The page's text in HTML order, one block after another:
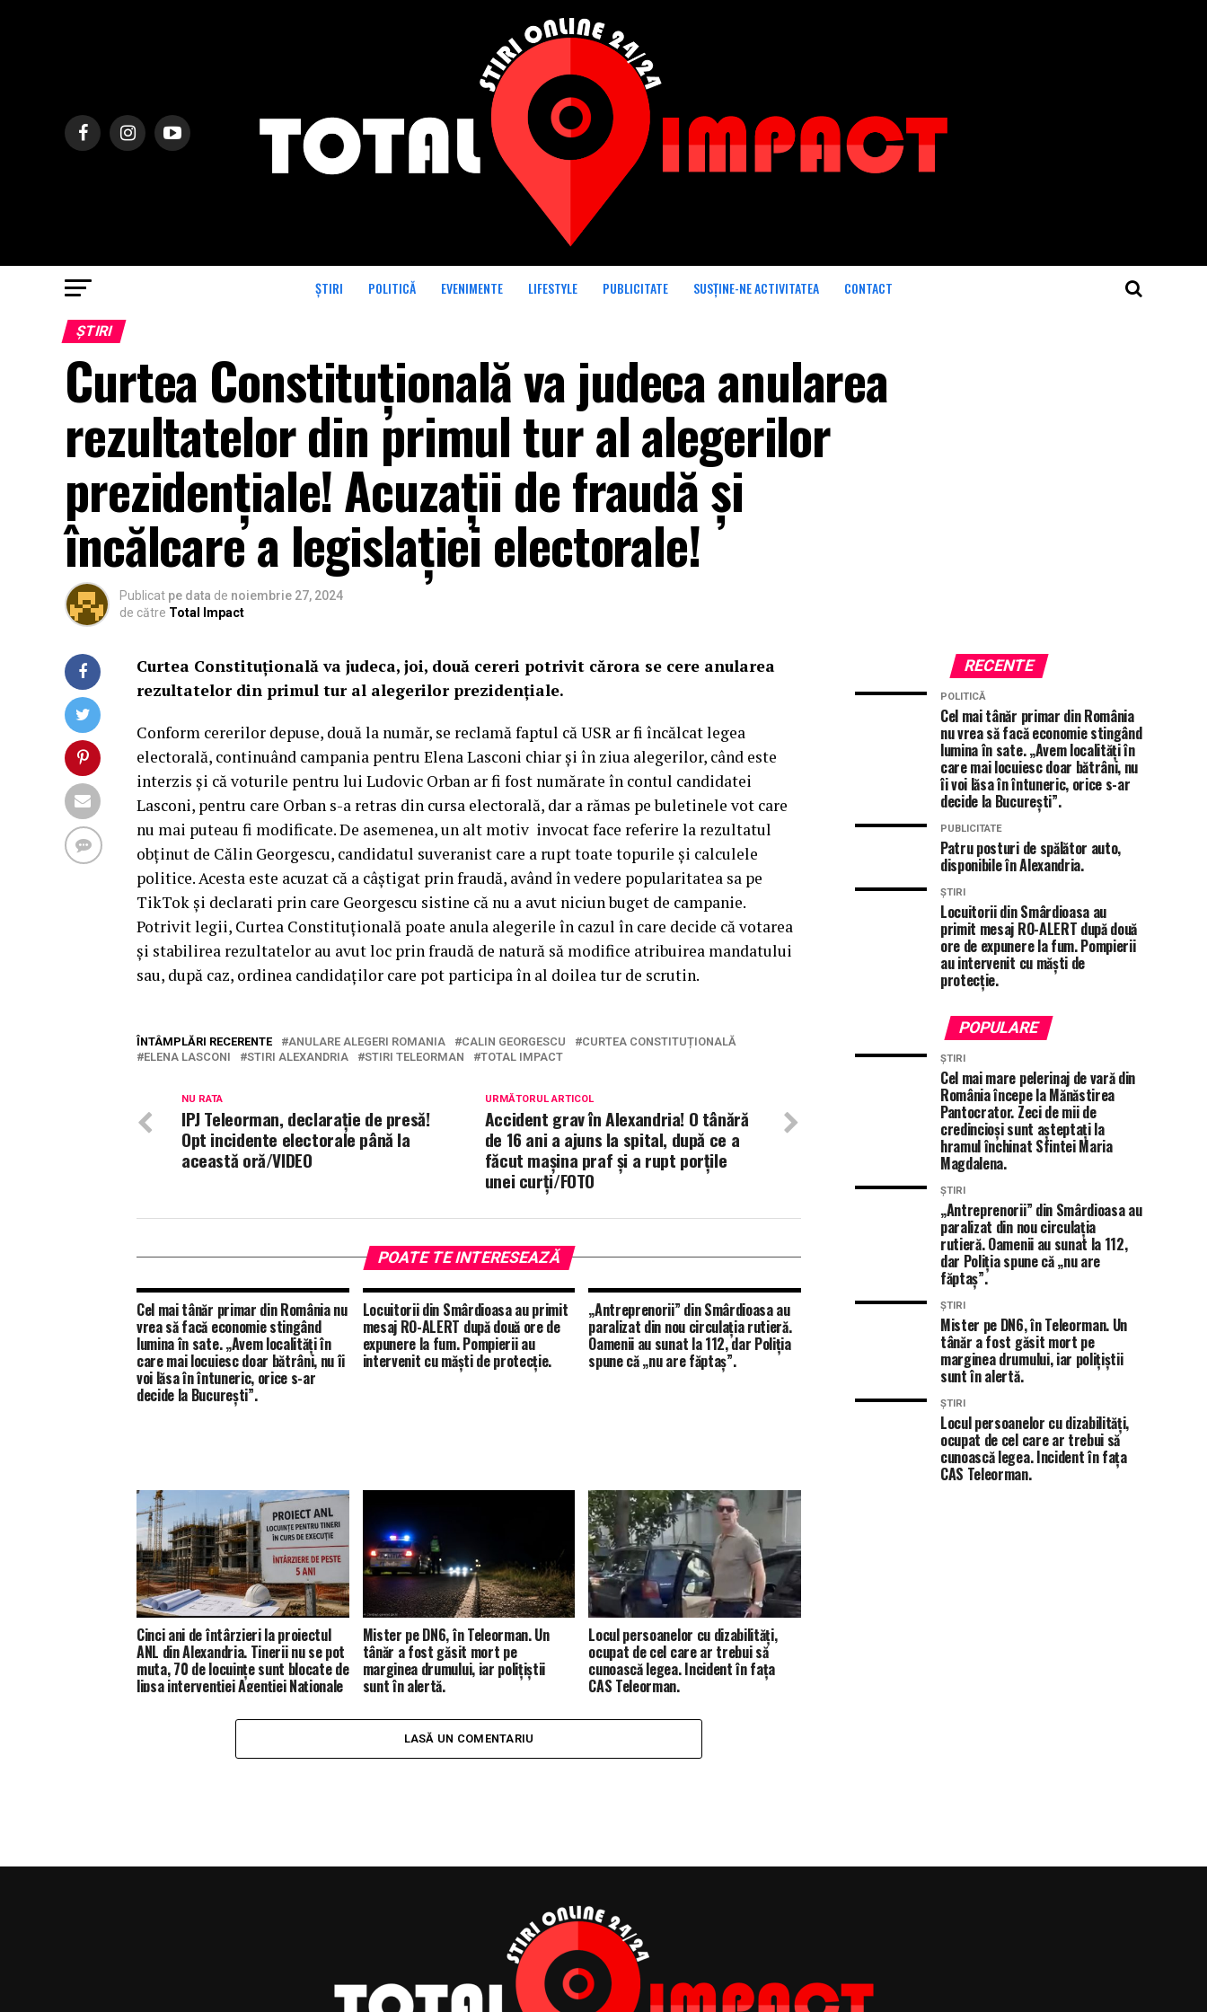
ȘTIRI POLITICĂ EVENIMENTE LIFESTYLE PUBLICITATE SUSȚINE-NE ACTIVITATEA CONTACT
ȘTIRI
Curtea Constituțională va judeca anularea
rezultatelor din primul tur al alegerilor
prezidențiale! Acuzații de fraudă și
încălcare a legislației electorale!
Publicat pe data de noiembrie 27, 2024
de către Total Impact
Curtea Constituțională va judeca, joi, două cereri potrivit cărora se cere anularea
rezultatelor din primul tur al alegerilor prezidențiale.
Conform cererilor depuse, două la număr, se reclamă faptul că USR ar fi încălcat legea
electorală, continuând campania pentru Elena Lasconi chiar și în ziua alegerilor, când este
interzis și că voturile pentru lui Ludovic Orban ar fi fost numărate în contul candidatei
Lasconi, pentru care Orban s-a retras din cursa electorală, dar a rămas pe buletinele vot care
nu mai puteau fi modificate. De asemenea, un alt motiv invocat face referire la rezultatul
obținut de Călin Georgescu, candidatul suveranist care a rupt toate topurile și calculele
politice. Acesta este acuzat că a câștigat prin fraudă, având în vedere popularitatea sa pe
TikTok și declarati prin care Georgescu sistine că nu a avut niciun buget de campanie.
Potrivit legii, Curtea Constituțională poate anula alegerile în cazul în care decide că votarea
și stabilirea rezultatelor au avut loc prin fraudă de natură să modifice atribuirea mandatului
sau, după caz, ordinea candidaților care pot participa în al doilea tur de scrutin.
ÎNTÂMPLĂRI RECERENTE ANULARE ALEGERI ROMANIA CALIN GEORGESCU
CURTEA CONSTITUȚIONALĂ
ELENA LASCONI
STIRI ALEXANDRIA STIRI TELEORMAN TOTAL IMPACT
URMĂTORUL ARTICOL
Accident grav în Alexandria! O tânără
de 16 ani a ajuns la spital, după ce a
făcut mașina praf și a rupt porțile
unei curți/FOTO
NU RATA
IPJ Teleorman, declarație de presă!
Opt incidente electorale până la
această oră/VIDEO
POATE TE INTERESEAZĂ
Cel mai tânăr primar din România nu
vrea să facă economie stingând
lumina în sate. „Avem localități în
care mai locuiesc doar bătrâni, nu îi
voi lăsa în întuneric, orice s-ar
decide la București”.
Locuitorii din Smârdioasa au primit
mesaj RO-ALERT după două ore de
expunere la fum. Pompierii au
intervenit cu măști de protecție.
„Antreprenorii” din Smârdioasa au
paralizat din nou circulația rutieră.
Oamenii au sunat la 112, dar Poliția
spune că „nu are făptaș”.
Cinci ani de întârzieri la proiectul
ANL din Alexandria. Tinerii nu se pot
muta, 70 de locuințe sunt blocate de
lipsa intervenției Agenției Naționale
Mister pe DN6, în Teleorman. Un
tânăr a fost găsit mort pe
marginea drumului, iar polițiștii
sunt în alertă.
Locul persoanelor cu dizabilități,
ocupat de cel care ar trebui să
cunoască legea. Incident în fața
CAS Teleorman.
LASĂ UN COMENTARIU
RECENTE
POLITICĂ
Cel mai tânăr primar din România
nu vrea să facă economie stingând
lumina în sate. „Avem localități în
care mai locuiesc doar bătrâni, nu
îi voi lăsa în întuneric, orice s-ar
decide la București”.
PUBLICITATE
Patru posturi de spălător auto,
disponibile în Alexandria.
ȘTIRI
Locuitorii din Smârdioasa au
primit mesaj RO-ALERT după două
ore de expunere la fum. Pompierii
au intervenit cu măști de
protecție.
POPULARE
ȘTIRI
Cel mai mare pelerinaj de vară din
România începe la Mănăstirea
Pantocrator. Zeci de mii de
credincioși sunt așteptați la
hramul închinat Sfintei Maria
Magdalena.
ȘTIRI
„Antreprenorii” din Smârdioasa au
paralizat din nou circulația
rutieră. Oamenii au sunat la 112,
dar Poliția spune că „nu are
făptaș”.
ȘTIRI
Mister pe DN6, în Teleorman. Un
tânăr a fost găsit mort pe
marginea drumului, iar polițiștii
sunt în alertă.
ȘTIRI
Locul persoanelor cu dizabilități,
ocupat de cel care ar trebui să
cunoască legea. Incident în fața
CAS Teleorman.